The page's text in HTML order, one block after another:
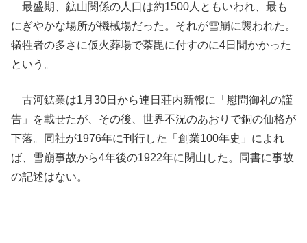
最盛期、鉱山関係の人口は約1500人ともいわれ、最も
にぎやかな場所が機械場だった。それが雪崩に襲われた。
犠牲者の多さに仮火葬場で荼毘に付すのに4日間かかった
という。
古河鉱業は1月30日から連日荘内新報に「慰問御礼の謹
告」を載せたが、その後、世界不況のあおりで銅の価格が
下落。同社が1976年に刊行した「創業100年史」によれ
ば、雪崩事故から4年後の1922年に閉山した。同書に事故
の記述はない。